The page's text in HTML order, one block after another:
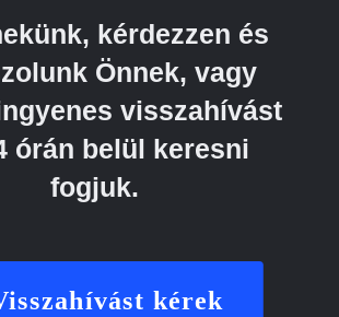
kérdezzen és
Önnek, vagy
visszahívást
órán belül keresni
fogjuk.
kérek